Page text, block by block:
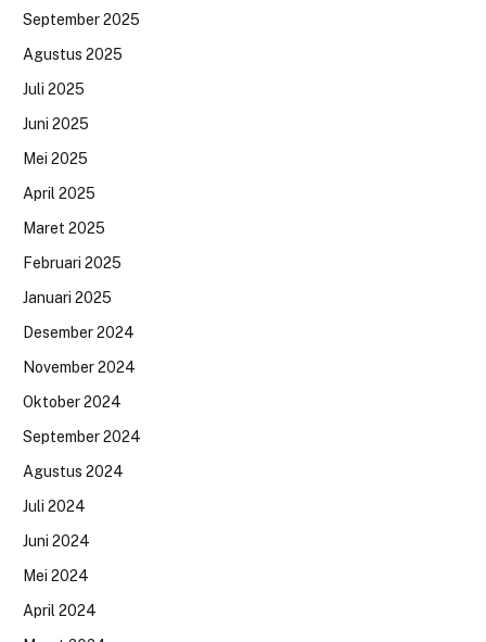
September 2025
Agustus 2025
Juli 2025
Juni 2025
Mei 2025
April 2025
Maret 2025
Februari 2025
Januari 2025
Desember 2024
November 2024
Oktober 2024
September 2024
Agustus 2024
Juli 2024
Juni 2024
Mei 2024
April 2024